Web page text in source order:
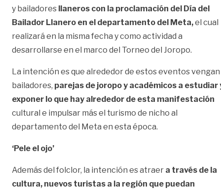
y bailadores llaneros con la proclamación del Día del
Bailador Llanero en el departamento del Meta,el cual
realizará en la misma fecha y como actividad a
desarrollarse en el marco del Torneo del Joropo.
La intención es que alrededor de estos eventos vengan
bailadores, parejas de joropo y académicos a estudiar
exponer lo que hay alrededor de esta manifestación
cultural e impulsar más el turismo de nicho al
departamento del Meta en esta época.
‘Pele el ojo’
Además del folclor, la intención es atraer a través de la
cultura, nuevos turistas a la región que puedan